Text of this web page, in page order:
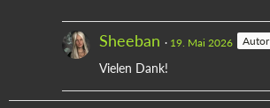
Sheeban 19. Mai 2026 Autor
Vielen Dank!